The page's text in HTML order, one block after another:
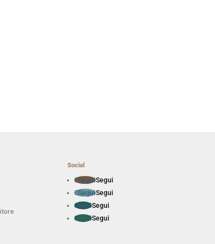
Social
SeguiSegui
SeguiSegui
SeguiSegui
SeguiSegui